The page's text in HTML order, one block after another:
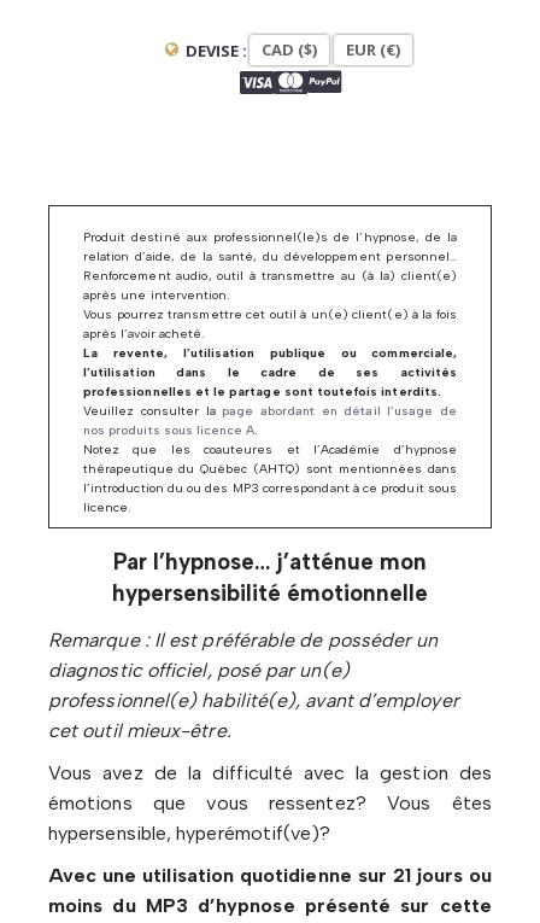
DEVISE : CAD ($) EUR (€)
Produit destiné aux professionnel(le)s de l’hypnose, de la
relation d’aide, de la santé, du développement personnel…
Renforcement audio, outil à transmettre au (à la) client(e)
après une intervention.
Vous pourrez transmettre cet outil à un(e) client(e) à la fois
après l’avoir acheté.
La revente, l’utilisation publique ou commerciale,
l’utilisation dans le cadre de ses activités
professionnelles et le partage sont toutefois interdits.
Veuillez consulter la page abordant en détail l’usage de
nos produits sous licence A.
Notez que les coauteures et l’Académie d’hypnose
thérapeutique du Québec (AHTQ) sont mentionnées dans
l’introduction du ou des MP3 correspondant à ce produit sous
licence.
Par l’hypnose… j’atténue mon
hypersensibilité émotionnelle
Remarque : Il est préférable de posséder un
diagnostic officiel, posé par un(e)
professionnel(e) habilité(e), avant d’employer
cet outil mieux-être.
Vous avez de la difficulté avec la gestion des
émotions que vous ressentez? Vous êtes
hypersensible, hyperémotif(ve)?
Avec une utilisation quotidienne sur 21 jours ou
moins du MP3 d’hypnose présenté sur cette